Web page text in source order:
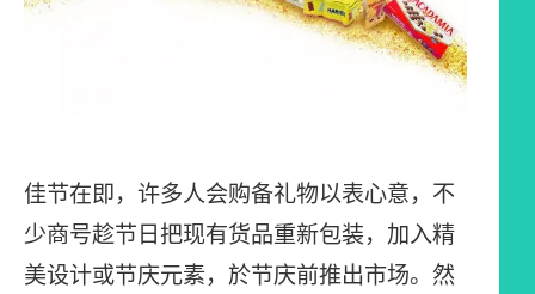
佳节在即，许多人会购备礼物以表心意，不
少商号趁节日把现有货品重新包装，加入精
美设计或节庆元素，於节庆前推出市场。然